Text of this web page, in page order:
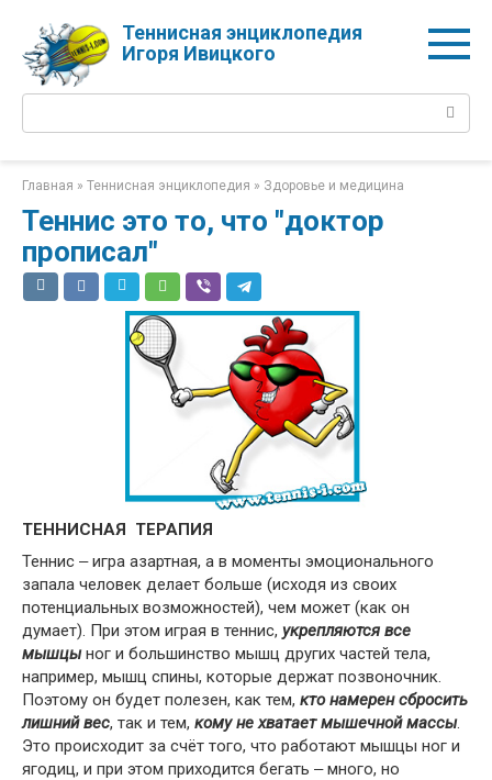
контенту
Теннисная энциклопедия
Игоря Ивицкого
Главная » Теннисная энциклопедия » Здоровье и медицина
Теннис это то, что "доктор
прописал"
ТЕННИСНАЯ ТЕРАПИЯ
Теннис ‒ игра азартная, а в моменты эмоционального
запала человек делает больше (исходя из своих
потенциальных возможностей), чем может (как он
думает). При этом играя в теннис, укрепляются все
мышцыног и большинство мышц других частей тела,
например, мышц спины, которые держат позвоночник.
Поэтому он будет полезен, как тем, кто намерен сбросить
лишний вес, так и тем, кому не хватает мышечной массы.
Это происходит за счёт того, что работают мышцы ног и
ягодиц, и при этом приходится бегать ‒ много, но